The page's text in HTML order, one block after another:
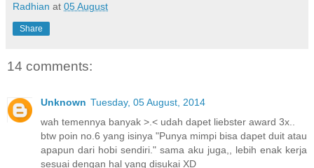
Radhian at 05 August
Share
14 comments:
Unknown Tuesday, 05 August, 2014
wah temennya banyak >.< udah dapet liebster award 3x..
btw poin no.6 yang isinya "Punya mimpi bisa dapet duit atau
apapun dari hobi sendiri." sama aku juga,, lebih enak kerja
sesuai dengan hal yang disukai XD